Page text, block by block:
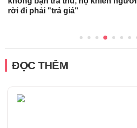
rời đi phải "trả giá"
ĐỌC THÊM